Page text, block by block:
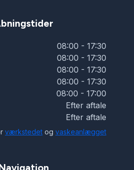
08:00 - 17:30
08:00 - 17:30
08:00 - 17:30
08:00 - 17:30
08:00 - 17:00
Efter aftale
Efter aftale
værkstedet og vaskeanlægget